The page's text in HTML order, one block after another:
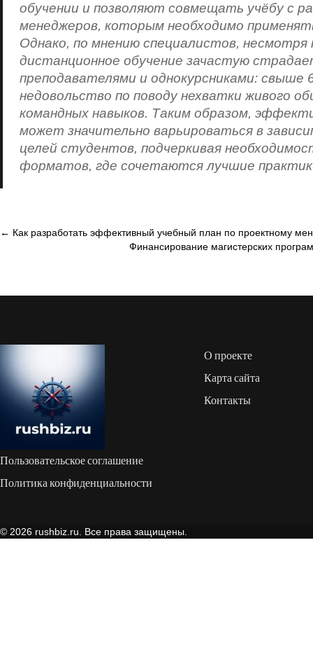
обучении и позволяют совмещать учёбу с
менеджеров, которым необходимо
Однако, по мнению специалистов,
дистанционное обучение зачастую
преподавателями и однокурсниками:
недовольство по поводу нехватки живого
командных навыков. Таким образом,
может значительно варьироваться в
целей студентов, подчеркивая
форматов, где сочетаются лучшие
Навигация
← Как разработать эффективный учебный план по проектному
Финансирование магистерских
Пользовательское соглашение
Политика конфиденциальности
О проекте
Карта сайта
Контакты
© 2026 rushbiz.ru. Все права защищены.